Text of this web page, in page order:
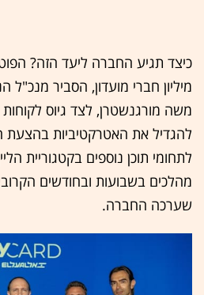
מיליון חברי מועדון, הסביר מנכ"ל
משה מורגנשטרן, לצד גיוס לקוחות
להגדיל את האטרקטיביות
לתחומי תוכן נוספים בקטגוריית
מהלכים בשבועות ובחודשים
שערכה החברה.